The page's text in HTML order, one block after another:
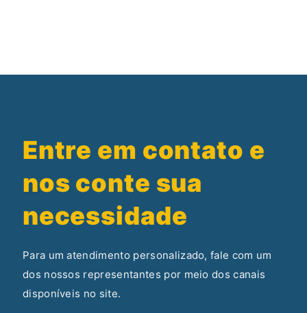
Entre em contato e
nos conte sua
necessidade
Para um atendimento personalizado, fale com um
dos nossos representantes por meio dos canais
disponíveis no site.